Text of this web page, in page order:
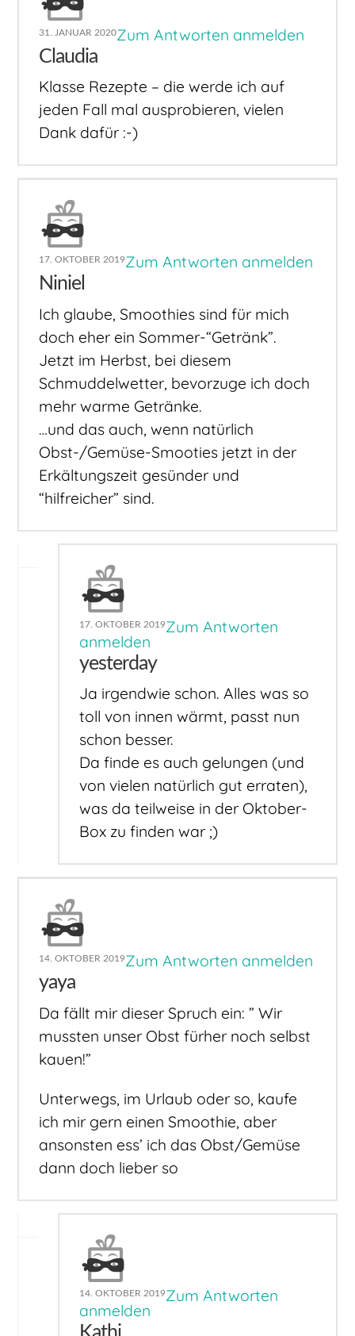
31. JANUAR 2020Zum Antworten anmelden
Claudia
Klasse Rezepte – die werde ich auf
jeden Fall mal ausprobieren, vielen
Dank dafür :-)
17. OKTOBER 2019Zum Antworten anmelden
Niniel
Ich glaube, Smoothies sind für mich
doch eher ein Sommer-“Getränk”.
Jetzt im Herbst, bei diesem
Schmuddelwetter, bevorzuge ich doch
mehr warme Getränke.
…und das auch, wenn natürlich
Obst-/Gemüse-Smooties jetzt in der
Erkältungszeit gesünder und
“hilfreicher” sind.
17. OKTOBER 2019Zum Antworten
anmelden
yesterday
Ja irgendwie schon. Alles was so
toll von innen wärmt, passt nun
schon besser.
Da finde es auch gelungen (und
von vielen natürlich gut erraten),
was da teilweise in der Oktober-
Box zu finden war ;)
14. OKTOBER 2019Zum Antworten anmelden
yaya
Da fällt mir dieser Spruch ein: ” Wir
mussten unser Obst fürher noch selbst
kauen!”
Unterwegs, im Urlaub oder so, kaufe
ich mir gern einen Smoothie, aber
ansonsten ess’ ich das Obst/Gemüse
dann doch lieber so
14. OKTOBER 2019Zum Antworten
anmelden